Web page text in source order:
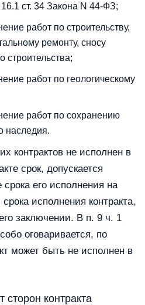
ст. 34 Закона N 44-ФЗ;
работ по строительству,
ремонту, сносу
строительства;
работ по геологическому
работ по сохранению
наследия.
контрактов не исполнен в
срок, допускается
его исполнения на
исполнения контракта,
заключении. В п. 9 ч. 1
оговаривается, по
может быть не исполнен в
сторон контракта